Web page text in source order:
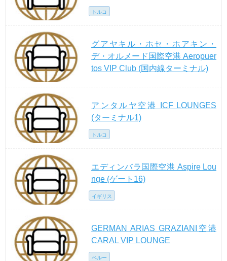
トルコ
グアヤキル・ホセ・ホアキン・
デ・オルメード国際空港 Aeropuer
tos VIP Club (国内線ターミナル)
アンタルヤ空港 ICF LOUNGES
(ターミナル1)
トルコ
エディンバラ国際空港 Aspire Lou
nge (ゲート16)
イギリス
GERMAN ARIAS GRAZIANI空港
CARAL VIP LOUNGE
ペルー